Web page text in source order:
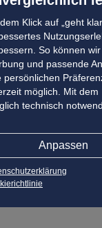
Klick auf „geht
So können
und passende
persönlichen
möglich. Mit dem
technisch
Anpassen